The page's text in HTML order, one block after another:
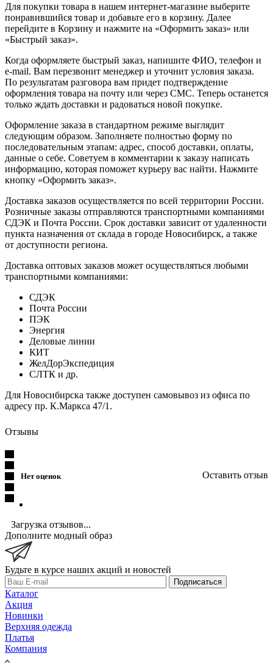
Для покупки товара в нашем интернет-магазине выберите
понравившийся товар и добавьте его в корзину. Далее
перейдите в Корзину и нажмите на «Оформить заказ» или
«Быстрый заказ».
Когда оформляете быстрый заказ, напишите ФИО, телефон и
e-mail. Вам перезвонит менеджер и уточнит условия заказа.
По результатам разговора вам придет подтверждение
оформления товара на почту или через СМС. Теперь останется
только ждать доставки и радоваться новой покупке.
Оформление заказа в стандартном режиме выглядит
следующим образом. Заполняете полностью форму по
последовательным этапам: адрес, способ доставки, оплаты,
данные о себе. Советуем в комментарии к заказу написать
информацию, которая поможет курьеру вас найти. Нажмите
кнопку «Оформить заказ».
Доставка заказов осуществляется по всей территории России.
Розничные заказы отправляются транспортными компаниями
СДЭК и Почта России. Срок доставки зависит от удаленности
пункта назначения от склада в городе Новосибирск, а также
от доступности региона.
Доставка оптовых заказов может осуществляться любыми
транспортными компаниями:
СДЭК
Почта России
ПЭК
Энергия
Деловые линии
КИТ
ЖелДорЭкспедиция
СЛТК и др.
Для Новосибирска также доступен самовывоз из офиса по
адресу пр. К.Маркса 47/1.
Отзывы
Нет оценок Оставить отзыв
Загрузка отзывов...
Дополните модный образ
Будьте в курсе наших акций и новостей
Подписаться
Каталог
Акция
Новинки
Верхняя одежда
Платья
Компания